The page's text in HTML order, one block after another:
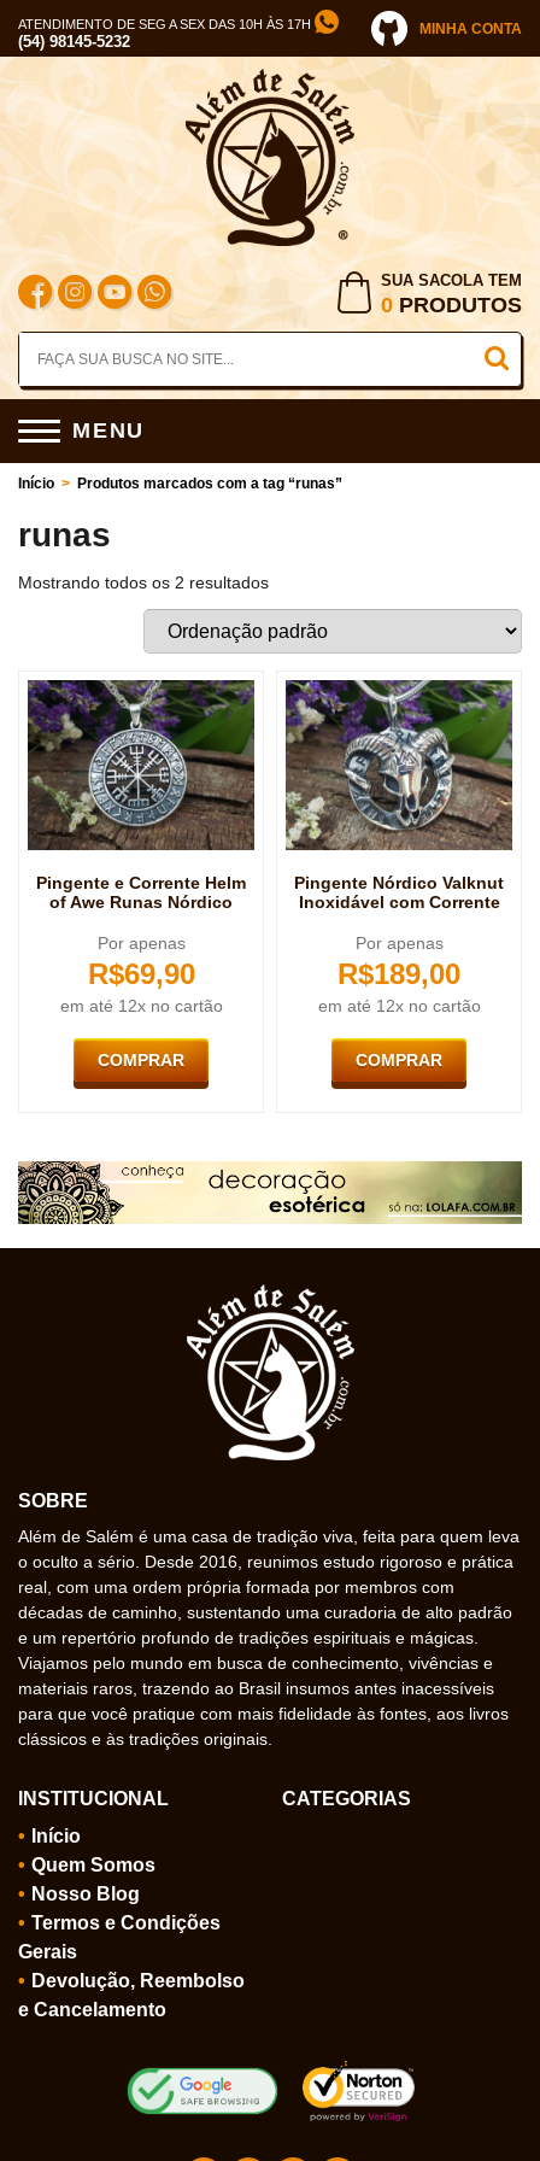
ATENDIMENTO DE SEG A SEX DAS 10H ÀS 17H
(54) 98145-5232
MINHA CONTA
SUA SACOLA TEM
0 PRODUTOS
MENU
Início > Produtos marcados com a tag “runas”
runas
Mostrando todos os 2 resultados
Pingente e Corrente Helm
of Awe Runas Nórdico
Por apenas
R$69,90
em até 12x no cartão
COMPRAR
Pingente Nórdico Valknut
Inoxidável com Corrente
Por apenas
R$189,00
em até 12x no cartão
COMPRAR
SOBRE
Além de Salém é uma casa de tradição viva, feita para quem leva
o oculto a sério. Desde 2016, reunimos estudo rigoroso e prática
real, com uma ordem própria formada por membros com
décadas de caminho, sustentando uma curadoria de alto padrão
e um repertório profundo de tradições espirituais e mágicas.
Viajamos pelo mundo em busca de conhecimento, vivências e
materiais raros, trazendo ao Brasil insumos antes inacessíveis
para que você pratique com mais fidelidade às fontes, aos livros
clássicos e às tradições originais.
INSTITUCIONAL
Início
Quem Somos
Nosso Blog
Termos e Condições
Gerais
Devolução, Reembolso
e Cancelamento
CATEGORIAS